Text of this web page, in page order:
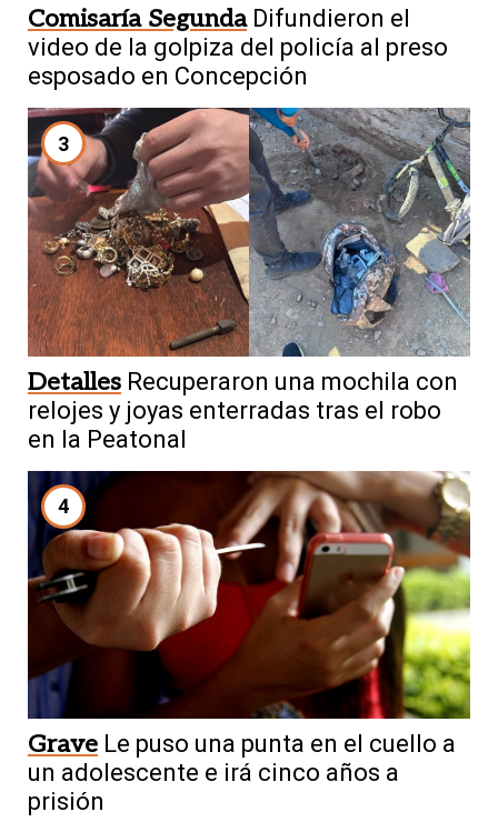
Comisaría Segunda Difundieron el
video de la golpiza del policía al preso
esposado en Concepción
3
Detalles Recuperaron una mochila con
relojes y joyas enterradas tras el robo
en la Peatonal
4
Grave Le puso una punta en el cuello a
un adolescente e irá cinco años a
prisión